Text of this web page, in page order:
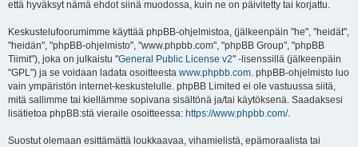
että hyväksyt nämä ehdot siinä muodossa, kuin ne on päivitetty tai korjattu.
Keskustelufoorumimme käyttää phpBB-ohjelmistoa, (jälkeenpäin "he", "heidät",
"heidän", "phpBB-ohjelmisto", "www.phpbb.com", "phpBB Group", "phpBB
Tiimit"), joka on julkaistu "General Public License v2" -lisenssillä (jälkeenpäin
"GPL") ja se voidaan ladata osoitteesta www.phpbb.com. phpBB-ohjelmisto luo
vain ympäristön internet-keskustelulle. phpBB Limited ei ole vastuussa siitä,
mitä sallimme tai kiellämme sopivana sisältönä ja/tai käytöksenä. Saadaksesi
lisätietoa phpBB:stä vieraile osoitteessa: https://www.phpbb.com/.
Suostut olemaan esittämättä loukkaavaa, vihamielistä, epämoraalista tai